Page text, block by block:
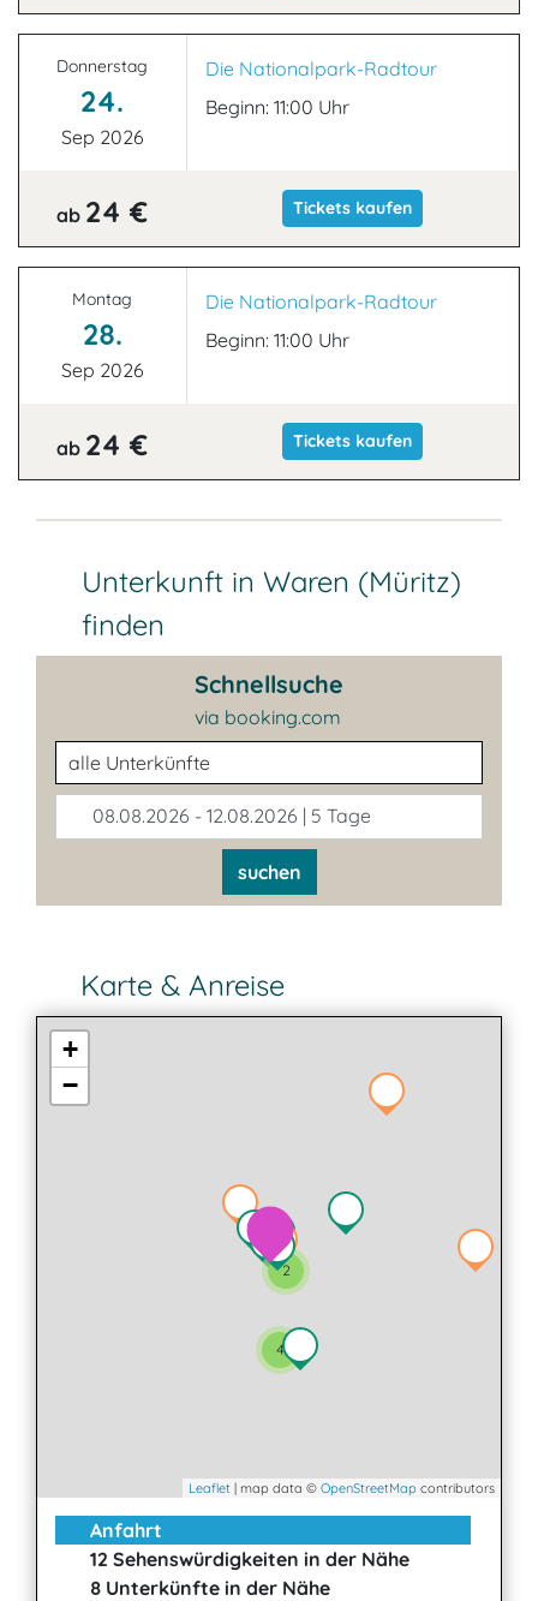
Donnerstag
24.
Sep 2026
Die Nationalpark-Radtour
Beginn: 11:00 Uhr
ab 24 € Tickets kaufen
Montag
28.
Sep 2026
Die Nationalpark-Radtour
Beginn: 11:00 Uhr
ab 24 € Tickets kaufen
Unterkunft in Waren (Müritz)
finden
Schnellsuche
via booking.com
Unterkunftsart
08.08.2026 - 12.08.2026 | 5 Tage
suchen
Karte & Anreise
4
2
+
−
Leaflet | map data © OpenStreetMap contributors
Anfahrt
12 Sehenswürdigkeiten in der Nähe
8 Unterkünfte in der Nähe